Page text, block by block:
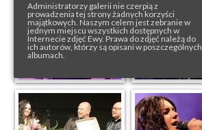
Administratorzy galerii nie czerpią z
prowadzenia tej strony żadnych korzyści
majątkowych. Naszym celem jest zebranie w
jednym miejscu wszystkich dostępnych w
Internecie zdjęć Ewy. Prawa do zdjęć należą do
ich autorów, którzy są opisani w poszczególnych
albumach.